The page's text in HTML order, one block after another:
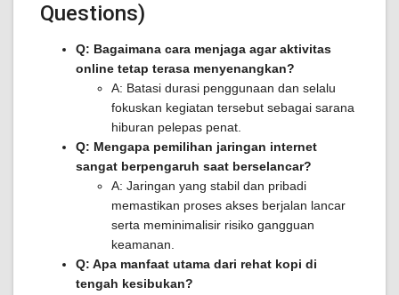
Questions)
Q: Bagaimana cara menjaga agar aktivitas
online tetap terasa menyenangkan?
A: Batasi durasi penggunaan dan selalu
fokuskan kegiatan tersebut sebagai sarana
hiburan pelepas penat.
Q: Mengapa pemilihan jaringan internet
sangat berpengaruh saat berselancar?
A: Jaringan yang stabil dan pribadi
memastikan proses akses berjalan lancar
serta meminimalisir risiko gangguan
keamanan.
Q: Apa manfaat utama dari rehat kopi di
tengah kesibukan?